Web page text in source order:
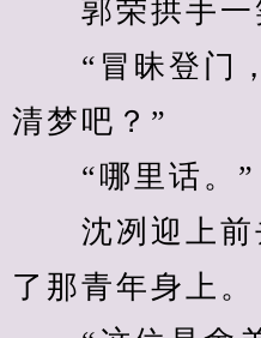
郭荣拱手一
“冒昧登门，
清梦吧？”
“哪里话。”
沈冽迎上前
了那青年身上。